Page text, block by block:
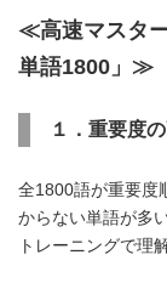
≪高速マスタ
単語1800」≫
１．重要度
全1800語が重要度
からない単語が多
トレーニングで理